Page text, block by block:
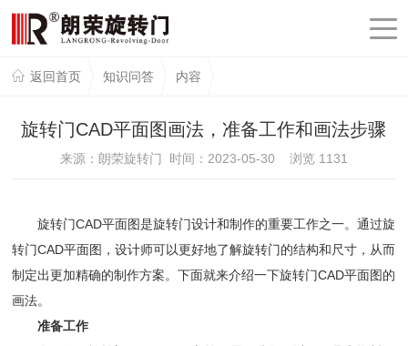
返回首页 知识问答 内容
旋转门CAD平面图画法，准备工作和画法步骤
来源：朗荣旋转门 时间：2023-05-30 浏览 1131
旋转门CAD平面图是旋转门设计和制作的重要工作之一。通过旋
转门CAD平面图，设计师可以更好地了解旋转门的结构和尺寸，从而
制定出更加精确的制作方案。下面就来介绍一下旋转门CAD平面图的
画法。
准备工作